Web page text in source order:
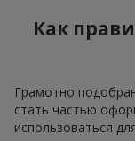
Как
Грамотно
стать частью
использоваться